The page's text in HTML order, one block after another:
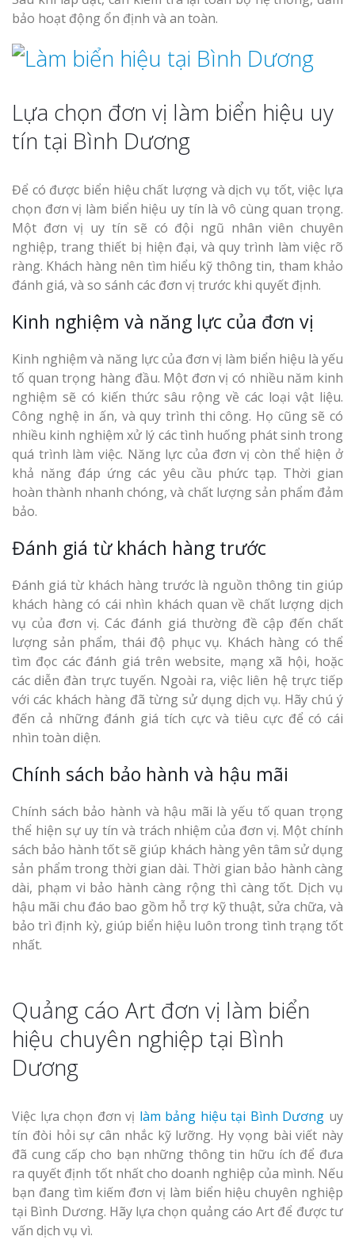
bảo hoạt động ổn định và an toàn.
Lựa chọn đơn vị làm biển hiệu uy
tín tại Bình Dương
Để có được biển hiệu chất lượng và dịch vụ tốt, việc lựa
chọn đơn vị làm biển hiệu uy tín là vô cùng quan trọng.
Một đơn vị uy tín sẽ có đội ngũ nhân viên chuyên
nghiệp, trang thiết bị hiện đại, và quy trình làm việc rõ
ràng. Khách hàng nên tìm hiểu kỹ thông tin, tham khảo
đánh giá, và so sánh các đơn vị trước khi quyết định.
Kinh nghiệm và năng lực của đơn vị
Kinh nghiệm và năng lực của đơn vị làm biển hiệu là yếu
tố quan trọng hàng đầu. Một đơn vị có nhiều năm kinh
nghiệm sẽ có kiến thức sâu rộng về các loại vật liệu.
Công nghệ in ấn, và quy trình thi công. Họ cũng sẽ có
nhiều kinh nghiệm xử lý các tình huống phát sinh trong
quá trình làm việc. Năng lực của đơn vị còn thể hiện ở
khả năng đáp ứng các yêu cầu phức tạp. Thời gian
hoàn thành nhanh chóng, và chất lượng sản phẩm đảm
bảo.
Đánh giá từ khách hàng trước
Đánh giá từ khách hàng trước là nguồn thông tin giúp
khách hàng có cái nhìn khách quan về chất lượng dịch
vụ của đơn vị. Các đánh giá thường đề cập đến chất
lượng sản phẩm, thái độ phục vụ. Khách hàng có thể
tìm đọc các đánh giá trên website, mạng xã hội, hoặc
các diễn đàn trực tuyến. Ngoài ra, việc liên hệ trực tiếp
với các khách hàng đã từng sử dụng dịch vụ. Hãy chú ý
đến cả những đánh giá tích cực và tiêu cực để có cái
nhìn toàn diện.
Chính sách bảo hành và hậu mãi
Chính sách bảo hành và hậu mãi là yếu tố quan trọng
thể hiện sự uy tín và trách nhiệm của đơn vị. Một chính
sách bảo hành tốt sẽ giúp khách hàng yên tâm sử dụng
sản phẩm trong thời gian dài. Thời gian bảo hành càng
dài, phạm vi bảo hành càng rộng thì càng tốt. Dịch vụ
hậu mãi chu đáo bao gồm hỗ trợ kỹ thuật, sửa chữa, và
bảo trì định kỳ, giúp biển hiệu luôn trong tình trạng tốt
nhất.
Quảng cáo Art đơn vị làm biển
hiệu chuyên nghiệp tại Bình
Dương
Việc lựa chọn đơn vị làm bảng hiệu tại Bình Dương uy
tín đòi hỏi sự cân nhắc kỹ lưỡng. Hy vọng bài viết này
đã cung cấp cho bạn những thông tin hữu ích để đưa
ra quyết định tốt nhất cho doanh nghiệp của mình. Nếu
bạn đang tìm kiếm đơn vị làm biển hiệu chuyên nghiệp
tại Bình Dương. Hãy lựa chọn quảng cáo Art để được tư
vấn dịch vụ vì.